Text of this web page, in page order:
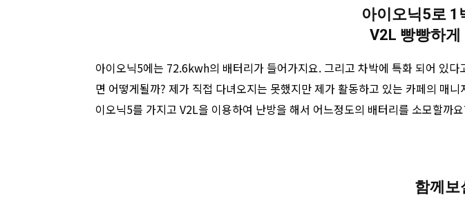
아이오닉5로 1
V2L 빵빵하게
아이오닉5에는 72.6kwh의 배터리가 들어가지요. 그리고 차박에 특화 되어 있
면 어떻게될까? 제가 직접 다녀오지는 못했지만 제가 활동하고 있는 카페의 매
이오닉5를 가지고 V2L을 이용하여 난방을 해서 어느정도의 배터리를 소모할까
함께보